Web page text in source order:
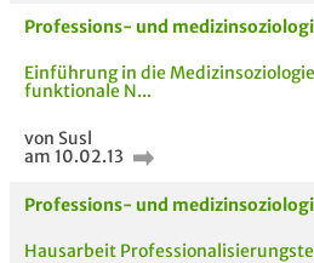
Professions- und
Einführung in die
funktionale N...
von Susl
am 10.02.13
Professions- und
Hausarbeit